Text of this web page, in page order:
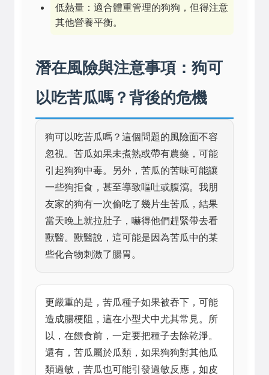
低熱量：適合體重管理的狗狗，但得注意
其他營養平衡。
潛在風險與注意事項：狗可
以吃苦瓜嗎？背後的危機
狗可以吃苦瓜嗎？這個問題的風險面不容
忽視。苦瓜如果未煮熟或帶有農藥，可能
引起狗狗中毒。另外，苦瓜的苦味可能讓
一些狗拒食，甚至導致嘔吐或腹瀉。我朋
友家的狗有一次偷吃了幾片生苦瓜，結果
當天晚上就拉肚子，嚇得他們趕緊帶去看
獸醫。獸醫說，這可能是因為苦瓜中的某
些化合物刺激了腸胃。
更嚴重的是，苦瓜種子如果被吞下，可能
造成腸梗阻，這在小型犬中尤其常見。所
以，在餵食前，一定要把種子去除乾淨。
還有，苦瓜屬於瓜類，如果狗狗對其他瓜
類過敏，苦瓜也可能引發過敏反應，如皮